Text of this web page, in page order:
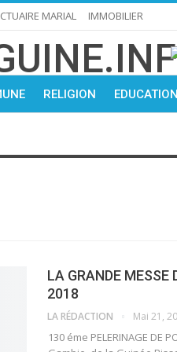
MARIAL IMMOBILIER
RELIGION EDUCATION
LA GRANDE MESSE
2018
LA RÉDACTION Mai 21,
130 éme PELERINAGE